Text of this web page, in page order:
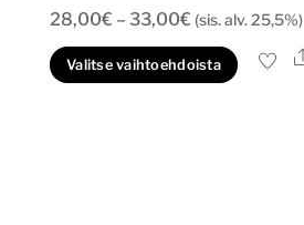
28,00€ – 33,00€Hintaluokka:
28,00€
(sis. alv. 25,5%)
Valitse vaihtoehdoista
Tällä